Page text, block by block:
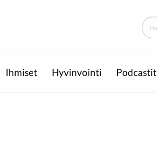
Ihmiset Hyvinvointi Podcastit